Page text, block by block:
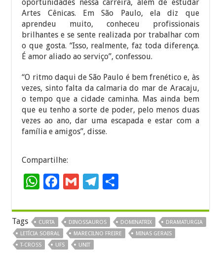
oportunidades nessa carreira, além de estudar
Artes Cênicas. Em São Paulo, ela diz que
aprendeu muito, conheceu profissionais
brilhantes e se sente realizada por trabalhar com
o que gosta. “Isso, realmente, faz toda diferença.
É amor aliado ao serviço”, confessou.
“O ritmo daqui de São Paulo é bem frenético e, às
vezes, sinto falta da calmaria do mar de Aracaju,
o tempo que a cidade caminha. Mas ainda bem
que eu tenho a sorte de poder, pelo menos duas
vezes ao ano, dar uma escapada e estar com a
família e amigos”, disse.
Compartilhe:
W
at
sA
p
F
e
b
o
G
ai
l
T
e
gr
ar
e
Tags CURTA DINOSSAUROS DOMINATRIX
DRAMATURGIA
LETÍCIA SOBRAL
MARECILNO FREIRE
MINAS GERAIS
T-CROSS
UFS UNIT